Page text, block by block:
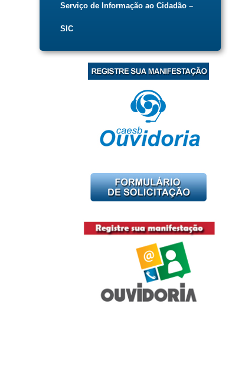
Serviço de Informação ao Cidadão –
SIC